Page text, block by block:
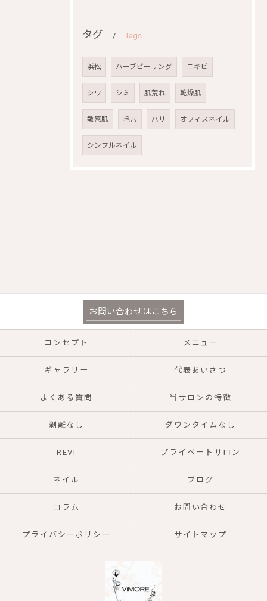
タグ Tags
浜松 ハーブピーリング ニキビ
シワ シミ 肌荒れ 乾燥肌
敏感肌 毛穴 ハリ オフィスネイル
シンプルネイル
お問い合わせはこちら
コンセプト メニュー
ギャラリー 代表あいさつ
よくある質問 当サロンの特徴
剥離なし ダウンタイムなし
REVI プライベートサロン
ネイル ブログ
コラム お問い合わせ
プライバシーポリシー サイトマップ